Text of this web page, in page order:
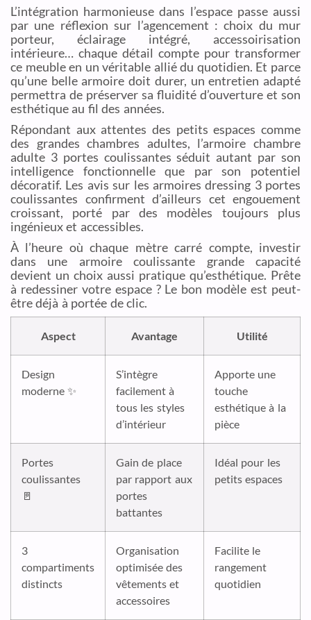
L’intégration harmonieuse dans l’espace passe aussi
par une réflexion sur l’agencement : choix du mur
porteur, éclairage intégré, accessoirisation
intérieure… chaque détail compte pour transformer
ce meuble en un véritable allié du quotidien. Et parce
qu’une belle armoire doit durer, un entretien adapté
permettra de préserver sa fluidité d’ouverture et son
esthétique au fil des années.
Répondant aux attentes des petits espaces comme
des grandes chambres adultes, l’armoire chambre
adulte 3 portes coulissantes séduit autant par son
intelligence fonctionnelle que par son potentiel
décoratif. Les avis sur les armoires dressing 3 portes
coulissantes confirment d’ailleurs cet engouement
croissant, porté par des modèles toujours plus
ingénieux et accessibles.
À l’heure où chaque mètre carré compte, investir
dans une armoire coulissante grande capacité
devient un choix aussi pratique qu’esthétique. Prête
à redessiner votre espace ? Le bon modèle est peut-
être déjà à portée de clic.
Aspect Avantage Utilité
Design
moderne ✨
S’intègre
facilement à
tous les styles
d’intérieur
Apporte une
touche
esthétique à la
pièce
Portes
coulissantes
🚪
Gain de place
par rapport aux
portes
battantes
Idéal pour les
petits espaces
3
compartiments
distincts
Organisation
optimisée des
vêtements et
accessoires
Facilite le
rangement
quotidien